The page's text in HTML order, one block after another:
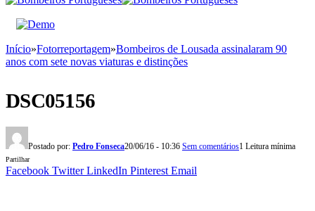
Início»Fotorreportagem»Bombeiros de Lousada assinalaram 90
anos com sete novas viaturas e distinções
DSC05156
Postado por: Pedro Fonseca20/06/16 - 10:36 Sem comentários1 Leitura mínima
Partilhar
Facebook Twitter LinkedIn Pinterest Email